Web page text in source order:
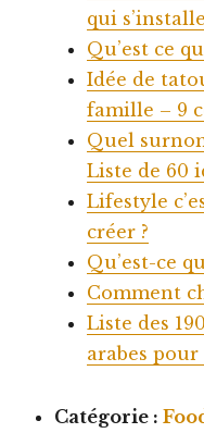
qui
Qu’est ce
Idée de
famille – 9
Quel
Liste de 60
Lifestyle
créer ?
Qu’est-ce
Comment
Liste des
arabes
Catégorie :